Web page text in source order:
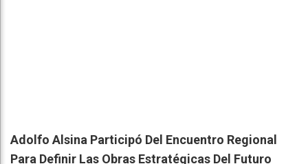
Adolfo Alsina Participó Del Encuentro Regional
Para Definir Las Obras Estratégicas Del Futuro